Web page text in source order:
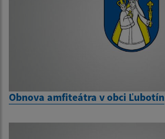
Obnova amfiteátra v obci Ľubotín